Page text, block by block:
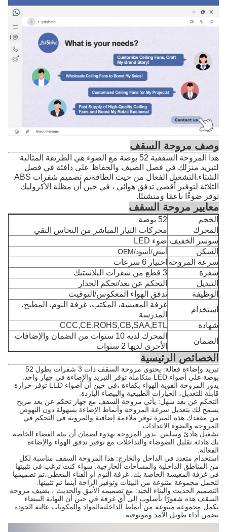
وصف مروحة السقف
هذا المروحة السقفية 52 بوصة مع الضوء هي الطريقة المثالية
لتبريد منزلك في فصل الصيف والحفاظ على دافئة في فصل
الشتاء.التشغيل الفعال من حيث الطاقةتم تصميم شفرات ABS
الثلاثة لتوفير أقصى تدفق هوائي ، في حين أن مظلة الأكروليك
توفر ضوءًا ناعمًا ومتشتتًا.
معايير مروحة السقف
الحجم
52 بوصة
المحرك
محركات التيار المباشر من النحاس النقي
سوسر الخفيف ضوء LED
السكن
أبيض/أسود/OEM
سرعة المروحةاختيار 6 سرعات
شفرة
3 قطع من شفرات البلاستيك
التبديل
التحكم عن بعد/تحكم الجدار
الوظيفة
تدفق الهواء المعكوس/التوقيت
استخدام
غرفة المعيشة، المكتب، غرفة النوم، المطبخ،
المدرسة
شهادة
CCC,CE,ROHS,CB,SAA,ETL
الضمان
المحرك لديه 10 سنوات من الضمان والإضافات
الأخرى لديها 2 سنوات
الخصائص الرئيسية
تبريد وإضاءة فعالة: يحتوي مروحة السقف ذات 3 شفرات بطول 52
بوصة على أضواء LED متكاملة توفر التبريد والإضاءة في جهاز واحد.
يدور المروحة القوية الهواء بكفاءة ،في حين أن أضواء LED توفر حرارة
قابلة للتعديل، الخيارات الطبيعية والبيضاء الباردة.
التحكم عن بعد سهل: يأتي مروحة السقف مع جهاز تحكم عن بعد مريح
يسمح لك بتعديل سرعة المروحة وأنماط الإضاءة بسهولة دون النهوض
من مقعدك.هذه الميزة توفر ملاءمة إضافية والمرونة في التحكم في
المروحة والضوء الإعدادات.
تشغيل هادئ وسلس: يدور المروحة بهدوء لضمان أن بيئة الفضاء الخاصة
بك هادئة.تقليل الضوضاء والتداخلات مع توفير تدفق الهواء والإضاءة
الفعالة.
استخدام متعدد في الداخل والخارج: هذا المروحة السقف مناسبة لكل
من المناطق الداخلية والمساحات الخارجية. سواء كنت ترغب في تثبيتها
في غرفة المعيشة الخاصة بك، غرفة النوم أو الفناء المغطى،تم تصميمها
لتحمل مجموعة متنوعة من البيئات وتوفير الراحة أينما تم تثبيتها.
التصميم الحديث والبناء الجيد: مع تصميمه الأنيق والحديث ، يضيف مروحة
السقف هذه شعورًا بأسلوب إلى أي غرفة.في حين أن النهاية البيضاء
تكمل مجموعة متنوعة من أنماط الداخليةالمواد والمكونات عالية الجودة
تضمن أداء طويل الأمد وموثوقية.